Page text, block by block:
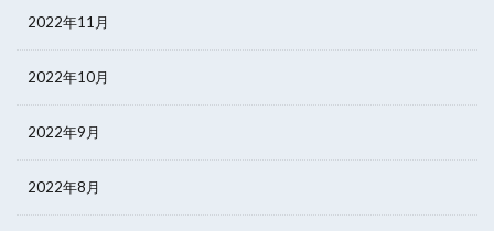
2022年11月
2022年10月
2022年9月
2022年8月